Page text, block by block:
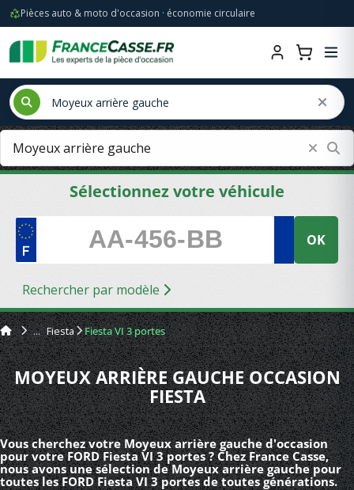
Pièces auto & moto d'occasion · économie circulaire
Sélectionnez votre véhicule
OK
Rechercher par modèle
Fiesta Fiesta VI 3 portes
MOYEUX ARRIÈRE GAUCHE OCCASION
FIESTA
Vous cherchez votre Moyeux arrière gauche d'occasion
pour votre FORD Fiesta VI 3 portes ? Chez France Casse,
nous avons une sélection de Moyeux arrière gauche pour
toutes les FORD Fiesta VI 3 portes de toutes générations.